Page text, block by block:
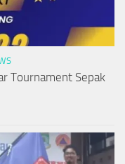
Tournament Sepak